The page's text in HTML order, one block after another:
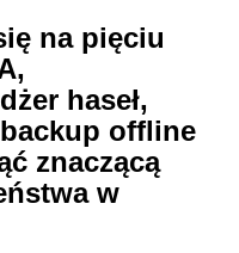
na pięciu
haseł,
offline
znaczącą
w